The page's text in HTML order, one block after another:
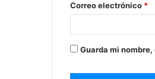
Correo electrónico *
Guarda mi